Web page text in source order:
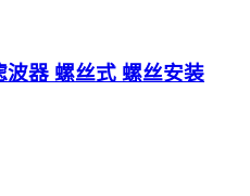
器 螺丝式 螺丝安装